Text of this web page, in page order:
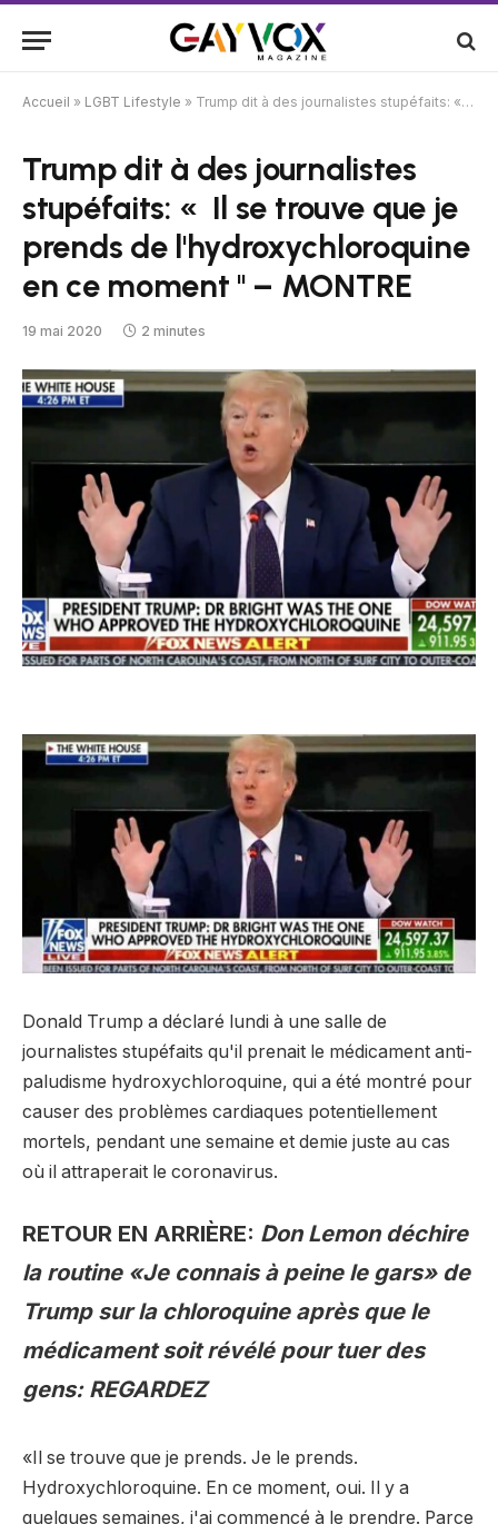
Accueil » LGBT Lifestyle » Trump dit à des journalistes stupéfaits: « Il se trouve que je prends de l'hydroxychloroquine en ce moment '' – MONTRE
Trump dit à des journalistes
stupéfaits: « Il se trouve que je
prends de l'hydroxychloroquine
en ce moment '' – MONTRE
19 mai 2020 2 minutes
Donald Trump a déclaré lundi à une salle de
journalistes stupéfaits qu'il prenait le médicament anti-
paludisme hydroxychloroquine, qui a été montré pour
causer des problèmes cardiaques potentiellement
mortels, pendant une semaine et demie juste au cas
où il attraperait le coronavirus.
RETOUR EN ARRIÈRE: Don Lemon déchire
la routine «Je connais à peine le gars» de
Trump sur la chloroquine après que le
médicament soit révélé pour tuer des
gens: REGARDEZ
«Il se trouve que je prends. Je le prends.
Hydroxychloroquine. En ce moment, oui. Il y a
quelques semaines, j'ai commencé à le prendre. Parce